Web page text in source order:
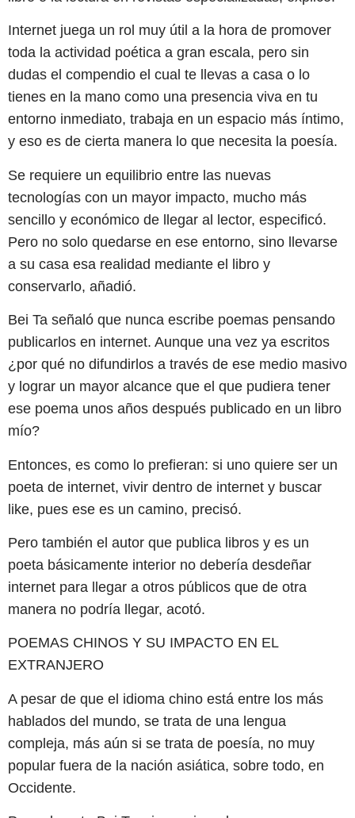
Internet juega un rol muy útil a la hora de promover
toda la actividad poética a gran escala, pero sin
dudas el compendio el cual te llevas a casa o lo
tienes en la mano como una presencia viva en tu
entorno inmediato, trabaja en un espacio más íntimo,
y eso es de cierta manera lo que necesita la poesía.
Se requiere un equilibrio entre las nuevas
tecnologías con un mayor impacto, mucho más
sencillo y económico de llegar al lector, especificó.
Pero no solo quedarse en ese entorno, sino llevarse
a su casa esa realidad mediante el libro y
conservarlo, añadió.
Bei Ta señaló que nunca escribe poemas pensando
publicarlos en internet. Aunque una vez ya escritos
¿por qué no difundirlos a través de ese medio masivo
y lograr un mayor alcance que el que pudiera tener
ese poema unos años después publicado en un libro
mío?
Entonces, es como lo prefieran: si uno quiere ser un
poeta de internet, vivir dentro de internet y buscar
like, pues ese es un camino, precisó.
Pero también el autor que publica libros y es un
poeta básicamente interior no debería desdeñar
internet para llegar a otros públicos que de otra
manera no podría llegar, acotó.
POEMAS CHINOS Y SU IMPACTO EN EL
EXTRANJERO
A pesar de que el idioma chino está entre los más
hablados del mundo, se trata de una lengua
compleja, más aún si se trata de poesía, no muy
popular fuera de la nación asiática, sobre todo, en
Occidente.